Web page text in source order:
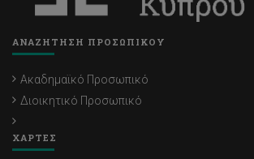
ΑΝΑΖΗΤΗΣΗ ΠΡΟΣΩΠΙΚΟΥ
Ακαδημαϊκό Προσωπικό
Διοικητικό Προσωπικό
ΧΑΡΤΕΣ